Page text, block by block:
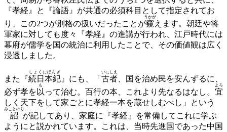
『孝経』と『論語』が共通の必須科目として指定されてお
り、この2つが別格の扱いだったことが窺
うかが
えます。朝廷や将
軍家に対しても度々『孝経』の進講が行われ、江戸時代には
幕府が儒学を国の統治に利用したことで、その価値観は広く
浸透しました。
また『続日本紀
しょくにほんぎ
』にも、「 古者
いにしえ
、国を治め民を安んずるに、
必ず孝を 以
も
って治む。百行の本、これより先なるはなし。 宜
よろ
しく天下をして家ごとに孝経一本を蔵せしむべし」という
詔
みことのり
が記してあり、家庭に『孝経』を常備してこれに学ぶ
ようにと説かれています。これは、当時先進国であった中国